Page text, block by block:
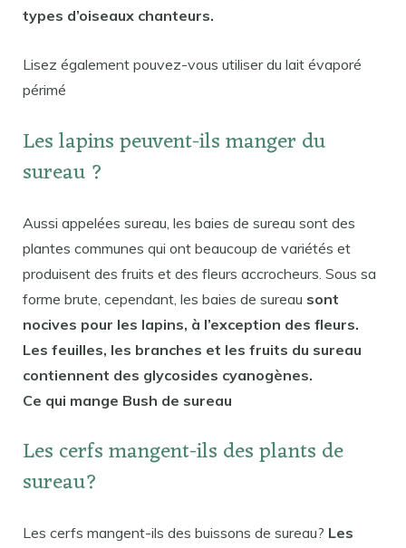
types d’oiseaux chanteurs.
Lisez également pouvez-vous utiliser du lait évaporé
périmé
Les lapins peuvent-ils manger du
sureau ?
Aussi appelées sureau, les baies de sureau sont des
plantes communes qui ont beaucoup de variétés et
produisent des fruits et des fleurs accrocheurs. Sous sa
forme brute, cependant, les baies de sureau sont
nocives pour les lapins, à l’exception des fleurs.
Les feuilles, les branches et les fruits du sureau
contiennent des glycosides cyanogènes.
Ce qui mange Bush de sureau
Les cerfs mangent-ils des plants de
sureau?
Les cerfs mangent-ils des buissons de sureau? Les